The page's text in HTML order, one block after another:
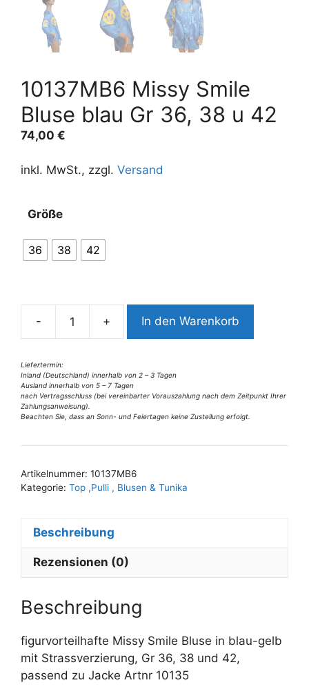
10137MB6 Missy Smile
Bluse blau Gr 36, 38 u 42
74,00 €
inkl. MwSt., zzgl. Versand
Größe
36 38 42
-
10137MB6
Bluse
blau
Gr
38
u
42
+ In den Warenkorb
Liefertermin:
Inland (Deutschland) innerhalb von 2 – 3 Tagen
Ausland innerhalb von 5 – 7 Tagen
nach Vertragsschluss (bei vereinbarter Vorauszahlung nach dem Zeitpunkt Ihrer
Zahlungsanweisung).
Beachten Sie, dass an Sonn- und Feiertagen keine Zustellung erfolgt.
t
e
a
i
v
e
:
Artikelnummer: 10137MB6
Kategorie: Top ,Pulli , Blusen & Tunika
Beschreibung
Rezensionen (0)
Beschreibung
figurvorteilhafte Missy Smile Bluse in blau-gelb
mit Strassverzierung, Gr 36, 38 und 42,
passend zu Jacke Artnr 10135